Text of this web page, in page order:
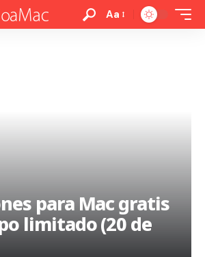
Aa
para Mac gratis
limitado (20 de